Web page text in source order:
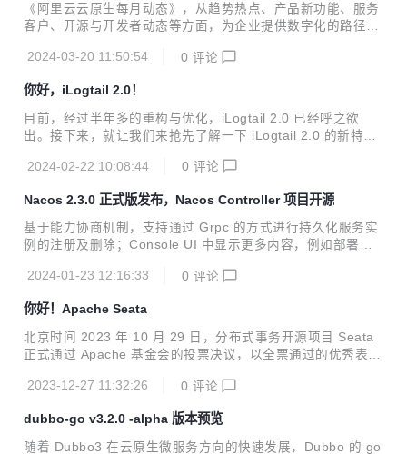
《阿里云云原生每月动态》，从趋势热点、产品新功能、服务
客户、开源与开发者动态等方面，为企业提供数字化的路径与
2024-03-20 11:50:54
0 评论
你好，iLogtail 2.0！
目前，经过半年多的重构与优化，iLogtail 2.0 已经呼之欲
出。接下来，就让我们来抢先了解一下 iLogtail 2.0 的新特性
2024-02-22 10:08:44
0 评论
Nacos 2.3.0 正式版发布，Nacos Controller 项目开源
基于能力协商机制，支持通过 Grpc 的方式进行持久化服务实
例的注册及删除；Console UI 中显示更多内容，例如部署模
2024-01-23 12:16:33
0 评论
你好！Apache Seata
北京时间 2023 年 10 月 29 日，分布式事务开源项目 Seata
正式通过 Apache 基金会的投票决议，以全票通过的优秀表现
2023-12-27 11:32:26
0 评论
dubbo-go v3.2.0 -alpha 版本预览
随着 Dubbo3 在云原生微服务方向的快速发展，Dubbo 的 go